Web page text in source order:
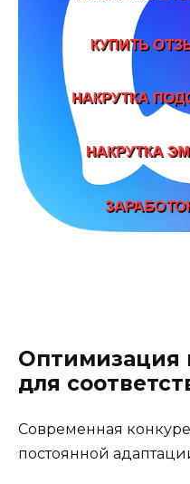
Оптимизация
для
Современная
постоянной